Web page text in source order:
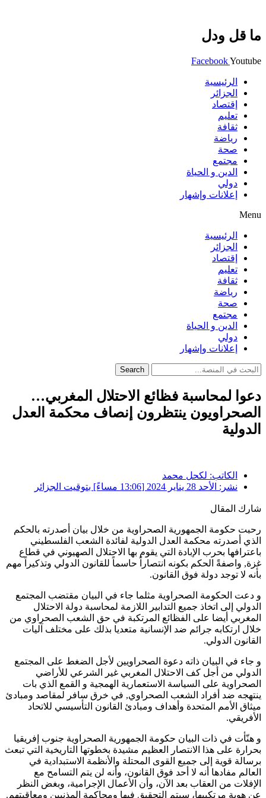
ما قل ودل
FacebookYoutube
الرئيسية
الجزائر
إقتصاد
تعليم
ثقافة
رياضة
صحة
مجتمع
الدين و الحياة
دولي
إعلانات وإشهار
Menu
الرئيسية
الجزائر
إقتصاد
تعليم
ثقافة
رياضة
صحة
مجتمع
الدين و الحياة
دولي
إعلانات وإشهار
Search
دعوا لمحاسبة فظائع الاحتلال المغربي…
الصحراويون ينتظرون إنصاف محكمة العدل
الدولية
الكاتب: لكحل محمد
نشر: الأحد 28 يناير 2024 [13:06 مساءً] بتوقيت الجزائر
شارك المقال
رحبت حكومة الجمهورية الصحراوية من خلال بيان أصدرته بالحكم
الذي أصدرته محكمة العدل الدولية لفائدة الشعب الفلسطيني
باعترافها بحرب الإبادة التي يقوم بها الاحتلال الصهيوني في قطاع
غزة, واصفةً الحكم بكونه انتصاراً حاسماً للقانون الدولي وتذكيراً مهم
بأنه لا توجد دولة فوق القانون.
و دعت الحكومة الصحراوية مثلما جاء في البيان مقتضب المجتمع
الدولي إلى اتخاذ جميع التدابير اللازمة لمحاسبة دولة الاحتلال
المغربي أيضا على الفظائع المرتكبة في حق الشعب الصحراوي من
خلال ارتكابه جرائم ضد الإنسانية متعديا بذلك على مختلف آليات
القانون الدولي.
و جاء في البيان ذاته دعوة الصحراويين لأجل الضغط على المجتمع
الدولي من أجل كف الاحتلال المغربي غير الشرعي للأراضي
الصحراوية على السياسة الاستعمارية الهمجية و القمع الذي بات
ينتهجه ضد أفراد الشعب الصحراوي, في خرق سافر لمقاصد ومبادئ
ميثاق الأمم المتحدة وأهداف ومبادئ القانون التأسيسي للاتحاد
الأفريقي.
و هنّأت في ذات البيان حكومة الجمهورية الصحراوية جنوب إفريقيا
بحرارة على هذا الانتصار العظيم مشيدة بخطوتها التاريخية التي تبعث
برسالة قوية إلى جميع القوى المحتلة والأنظمة الاستبدادية في
العالم مفادها أنه لا أحد فوق القانون، وأنه لن يتم التسامح مع
الإفلات من العقاب بعد الآن، وأن الأعمال الإجرامية، وبغض النظر
عن هوية مرتكبيها، سيتم التحقيق فيها ومحاكمة المذنبين ومعاقبتهم.